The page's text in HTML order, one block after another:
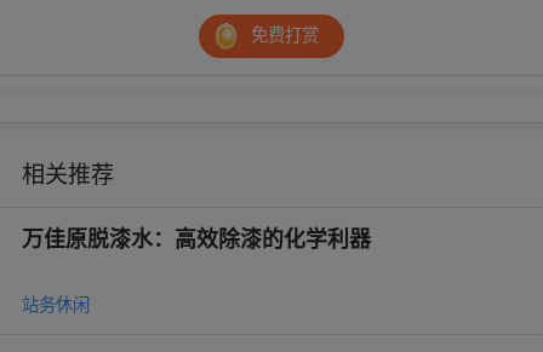
免费打赏
相关推荐
万佳原脱漆水：高效除漆的化学利器
站务休闲